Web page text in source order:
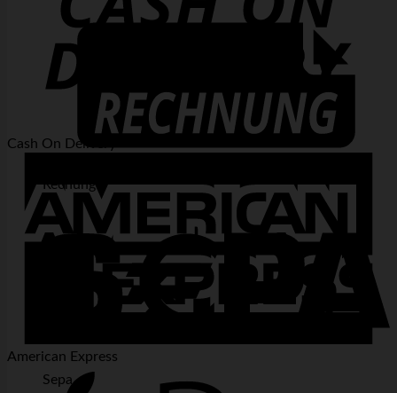
Rechung
Sepa
Cash On Delivery
American Express